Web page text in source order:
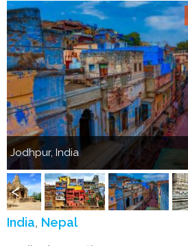
Jodhpur,
India
Jodhpur, India
Anterior
Anterior
India Nepal